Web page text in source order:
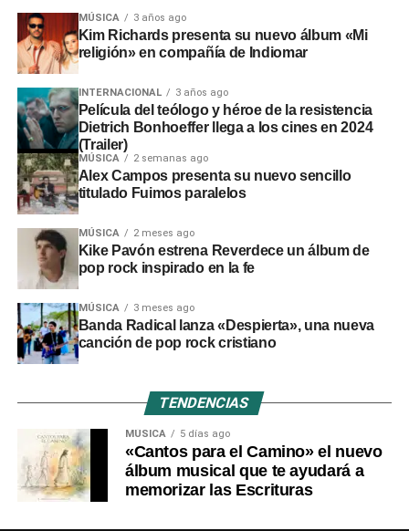
seguimiento de casos.
MÚSICA 3 años ago
Kim Richards presenta su nuevo álbum «Mi
religión» en compañía de Indiomar
INTERNACIONAL 3 años ago
Película del teólogo y héroe de la resistencia
Dietrich Bonhoeffer llega a los cines en 2024
(Trailer)
MÚSICA 2 semanas ago
Alex Campos presenta su nuevo sencillo
titulado Fuimos paralelos
MÚSICA 2 meses ago
Kike Pavón estrena Reverdece un álbum de
pop rock inspirado en la fe
MÚSICA 3 meses ago
Banda Radical lanza «Despierta», una nueva
canción de pop rock cristiano
TENDENCIAS
MÚSICA 5 días ago
«Cantos para el Camino» el nuevo
álbum musical que te ayudará a
memorizar las Escrituras